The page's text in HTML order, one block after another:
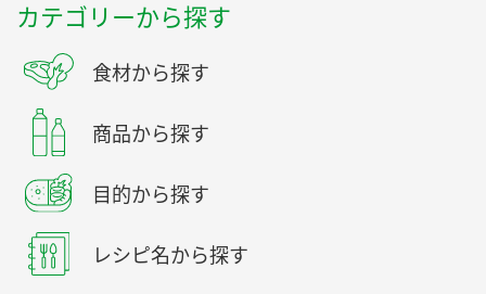
カテゴリーから探す
食材から探す
商品から探す
目的から探す
レシピ名から探す